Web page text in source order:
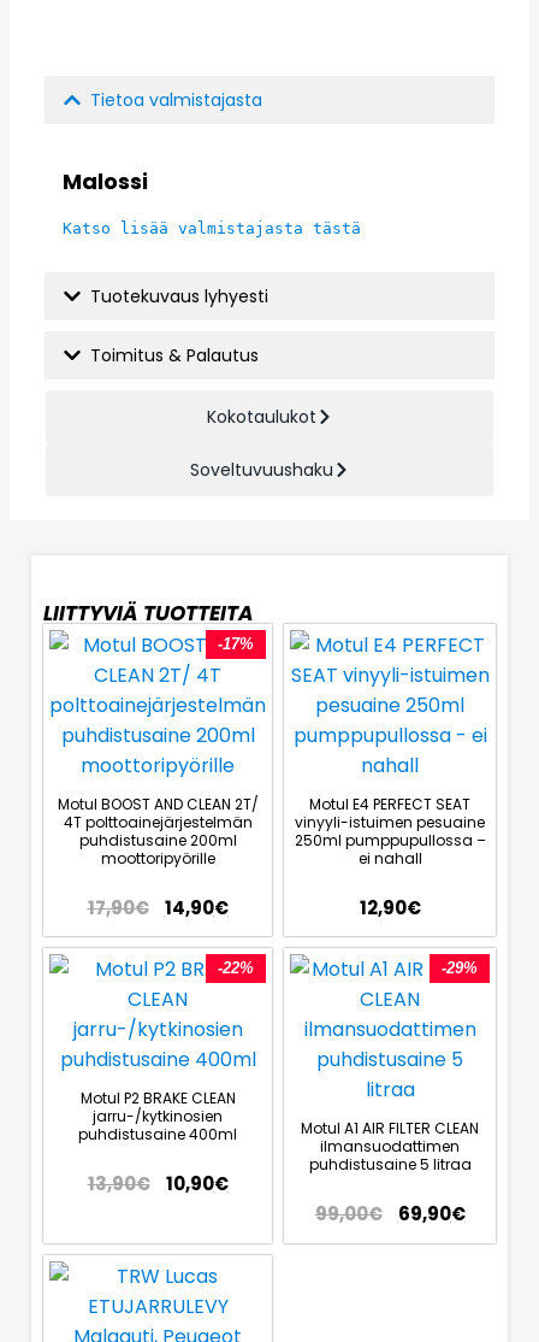
Tietoa valmistajasta
Malossi
Katso lisää valmistajasta tästä
Tuotekuvaus lyhyesti
Toimitus & Palautus
Kokotaulukot
Soveltuvuushaku
LIITTYVIÄ TUOTTEITA
-17%
Motul BOOST AND CLEAN 2T/
4T polttoainejärjestelmän
puhdistusaine 200ml
moottoripyörille
17,90€ 14,90€
Motul E4 PERFECT SEAT
vinyyli-istuimen pesuaine
250ml pumppupullossa –
ei nahall
12,90€
-22%
Motul P2 BRAKE CLEAN
jarru-/kytkinosien
puhdistusaine 400ml
13,90€ 10,90€
-29%
Motul A1 AIR FILTER CLEAN
ilmansuodattimen
puhdistusaine 5 litraa
99,00€ 69,90€